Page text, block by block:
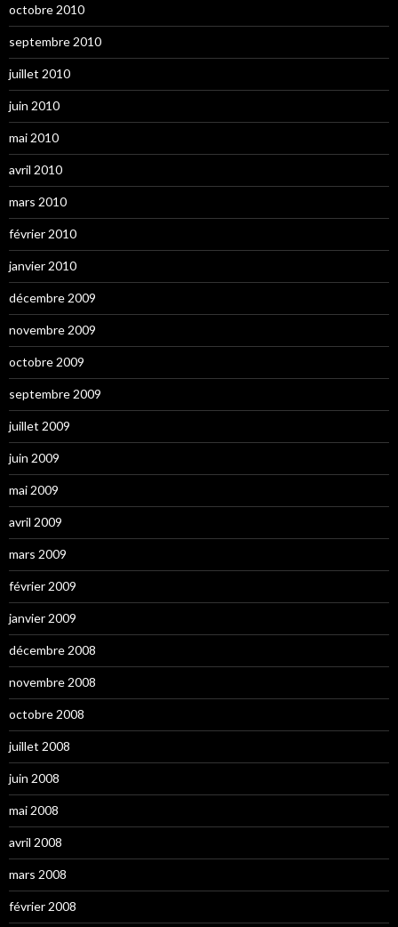
octobre 2010
septembre 2010
juillet 2010
juin 2010
mai 2010
avril 2010
mars 2010
février 2010
janvier 2010
décembre 2009
novembre 2009
octobre 2009
septembre 2009
juillet 2009
juin 2009
mai 2009
avril 2009
mars 2009
février 2009
janvier 2009
décembre 2008
novembre 2008
octobre 2008
juillet 2008
juin 2008
mai 2008
avril 2008
mars 2008
février 2008